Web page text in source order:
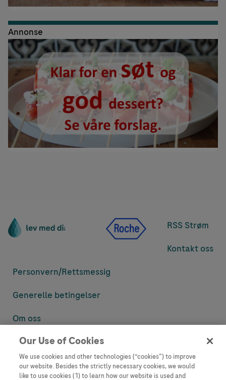
Annonse
RSS Strøm
Kontakt oss
Personvern/Rettsmessig
Generelle betingelser
Om oss
Denne nettsiden inneholder informasjon som er målsatt til en stor
informasjon som ellers ikke er tilgjengelig eller gyldig i ditt land.
Vennligst vær oppmerksom på at vi ikke tar noe ansvar for tilgang til
Our Use of Cookies
We use cookies and other technologies (“cookies”) to improve
our website. Besides the strictly necessary cookies, we would
like to use cookies (1) to learn how our website is used and